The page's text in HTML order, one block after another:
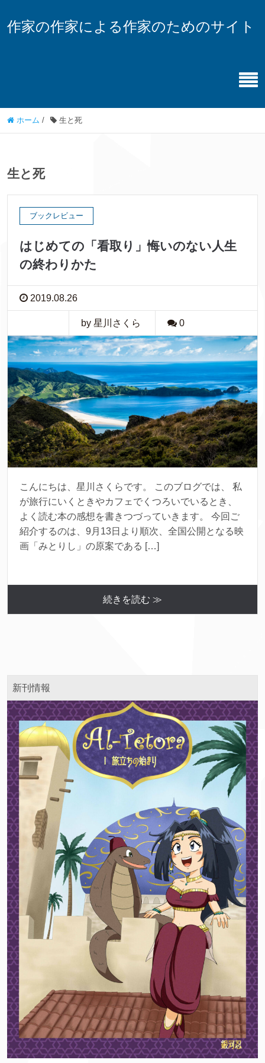
作家の作家による作家のためのサイト
ホーム / 生と死
生と死
ブックレビュー
はじめての「看取り」悔いのない人生
の終わりかた
2019.08.26
by 星川さくら 0
こんにちは、星川さくらです。 このブログでは、 私
が旅行にいくときやカフェでくつろいでいるとき、
よく読む本の感想を書きつづっていきます。 今回ご
紹介するのは、9月13日より順次、全国公開となる映
画「みとりし」の原案である […]
続きを読む ≫
新刊情報